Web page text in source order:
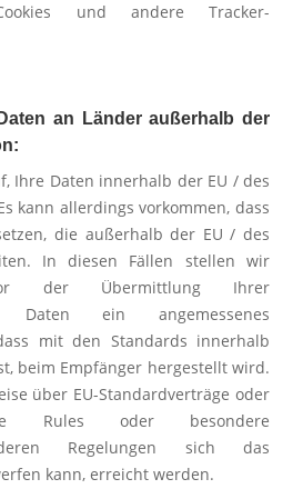
und andere Tracker-
an Länder außerhalb der
Ihre Daten innerhalb der EU / des
kann allerdings vorkommen, dass
die außerhalb der EU / des
In diesen Fällen stellen wir
der Übermittlung Ihrer
Daten ein angemessenes
mit den Standards innerhalb
beim Empfänger hergestellt wird.
über EU-Standardverträge oder
Rules oder besondere
deren Regelungen sich das
kann, erreicht werden.